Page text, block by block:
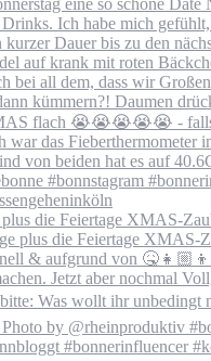
die Feiertage XMAS-